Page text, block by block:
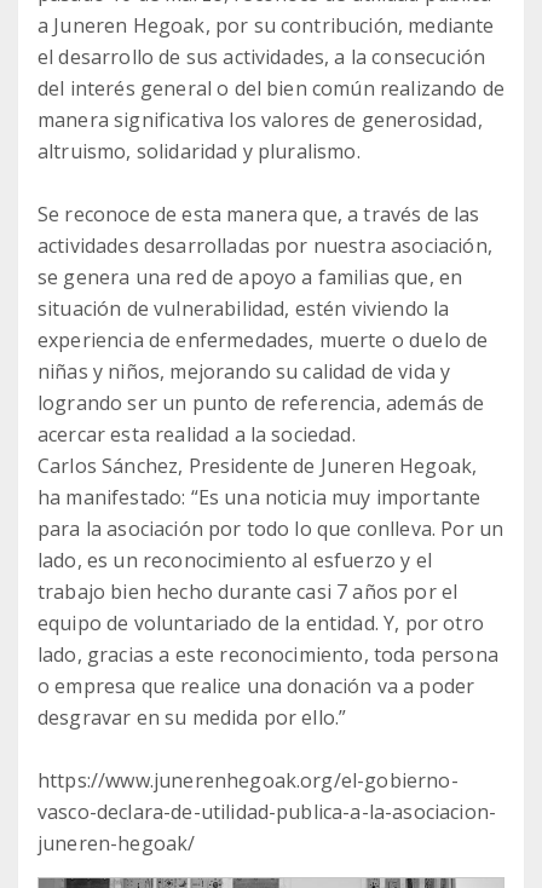
a Juneren Hegoak, por su contribución, mediante
el desarrollo de sus actividades, a la consecución
del interés general o del bien común realizando de
manera significativa los valores de generosidad,
altruismo, solidaridad y pluralismo.
Se reconoce de esta manera que, a través de las
actividades desarrolladas por nuestra asociación,
se genera una red de apoyo a familias que, en
situación de vulnerabilidad, estén viviendo la
experiencia de enfermedades, muerte o duelo de
niñas y niños, mejorando su calidad de vida y
logrando ser un punto de referencia, además de
acercar esta realidad a la sociedad.
Carlos Sánchez, Presidente de Juneren Hegoak,
ha manifestado: “Es una noticia muy importante
para la asociación por todo lo que conlleva. Por un
lado, es un reconocimiento al esfuerzo y el
trabajo bien hecho durante casi 7 años por el
equipo de voluntariado de la entidad. Y, por otro
lado, gracias a este reconocimiento, toda persona
o empresa que realice una donación va a poder
desgravar en su medida por ello.”
https://www.junerenhegoak.org/el-gobierno-
vasco-declara-de-utilidad-publica-a-la-asociacion-
juneren-hegoak/